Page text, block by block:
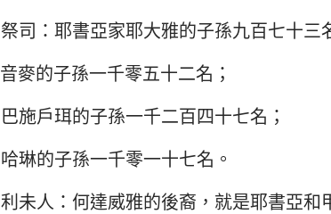
祭司：耶書亞家耶大雅的子孫九百七十三
音麥的子孫一千零五十二名；
巴施戶珥的子孫一千二百四十七名；
哈琳的子孫一千零一十七名。
利未人：何達威雅的後裔，就是耶書亞和